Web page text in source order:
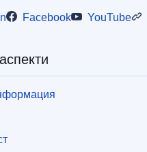
Facebook YouTube